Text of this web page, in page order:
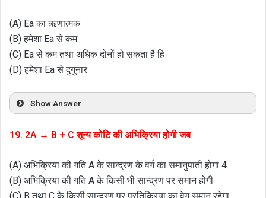
(A) Ea का ऋणात्मक
(B) हमेशा Ea से कम
(C) Ea से कम तथा अधिक दोनों हो सकता है हि
(D) हमेशा Ea से दुगुनार
Show Answer
19. 2A → B + C शून्य कोटि की अभिक्रिया होगी जब
(A) अभिक्रिया की गति A के सान्द्रण के वर्ग का समानुपाती होगा 4
(B) अभिक्रिया की गति A के किसी भी सान्द्रण पर समान होगी